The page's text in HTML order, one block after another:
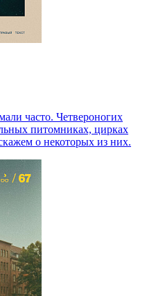
часто. Четвероногих
питомниках, цирках
о некоторых из них.